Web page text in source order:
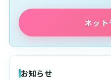
ネット
お知らせ